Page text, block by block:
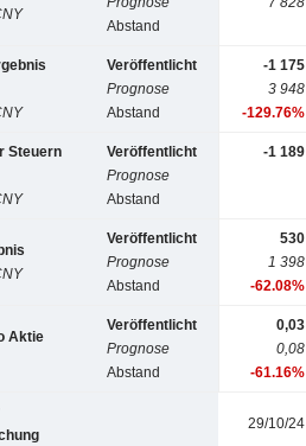
Abstand
Veröffentlicht
Prognose
Abstand
-1 175
3 948
-129.76%
Steuern
Veröffentlicht
Prognose
Abstand
-1 189
Veröffentlicht
Prognose
Abstand
530
1 398
-62.08%
Aktie
Veröffentlicht
Prognose
Abstand
0,03
0,08
-61.16%
29/10/24